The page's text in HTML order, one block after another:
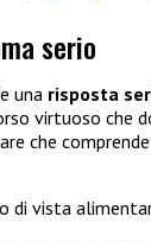
serio
una risposta
virtuoso che
che comprende
di vista